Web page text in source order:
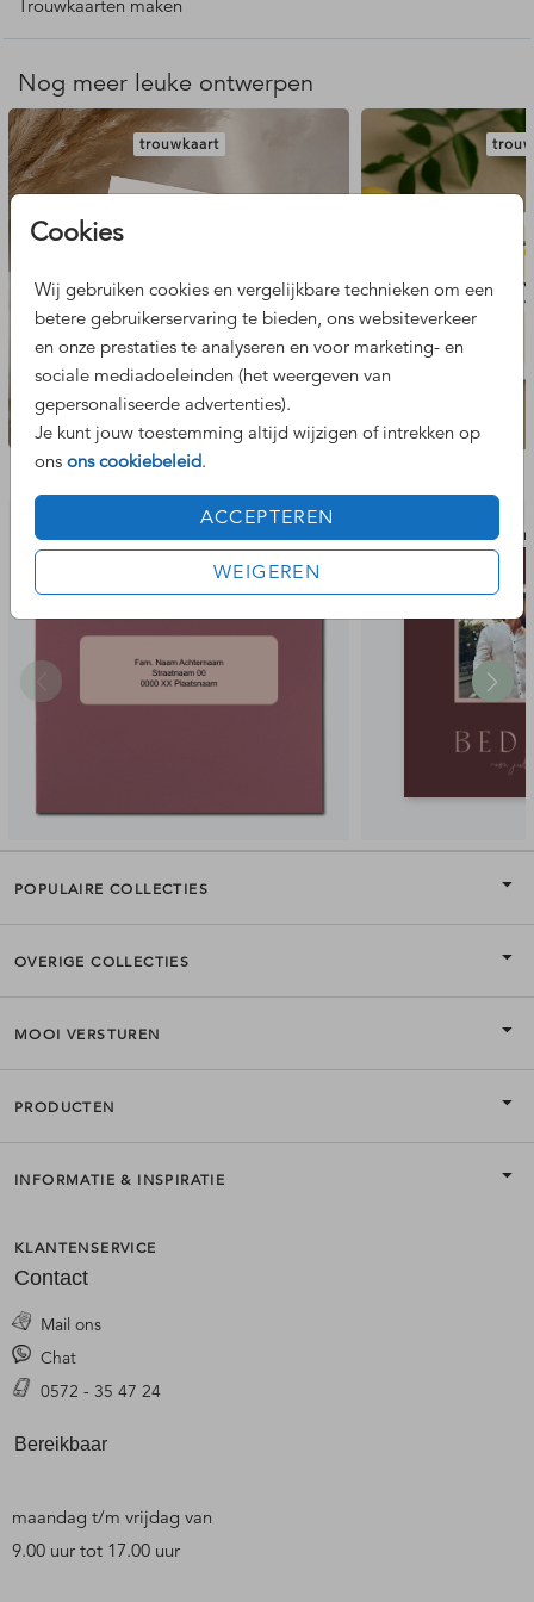
Cookies
Wij gebruiken cookies en vergelijkbare technieken om een
betere gebruikerservaring te bieden, ons websiteverkeer
en onze prestaties te analyseren en voor marketing- en
sociale mediadoeleinden (het weergeven van
gepersonaliseerde advertenties).
Je kunt jouw toestemming altijd wijzigen of intrekken op
ons ons cookiebeleid.
ACCEPTEREN
WEIGEREN
- Formaat trouwkaart: 15 x 15 cm
- De levertijd van luikvouw trouwkaarten is circa 2 tot 3
werkdagen.
deurtjes te plaatsen. Vanwege de vouwlijn en afwerking
Kom je er niet uit? We helpen je graag!
Trouwkaarten maken
Nog meer leuke ontwerpen
trouwkaart
Bekijk de complete set
POPULAIRE COLLECTIES
OVERIGE COLLECTIES
MOOI VERSTUREN
PRODUCTEN
INFORMATIE & INSPIRATIE
KLANTENSERVICE
Contact
Mail ons
Chat
0572 - 35 47 24
Bereikbaar
maandag t/m vrijdag van
9.00 uur tot 17.00 uur